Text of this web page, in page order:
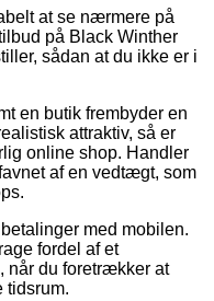
at se nærmere på
på Black Winther
sådan at du ikke er i
en butik frembyder en
attraktiv, så er
online shop. Handler
af en vedtægt, som
med mobilen.
fordel af et
når du foretrækker at
tidsrum.